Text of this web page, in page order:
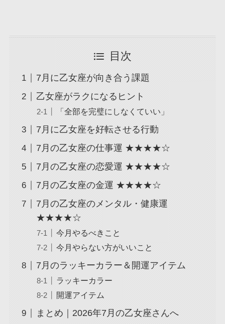
目次
7月に乙女座が向き合う課題
乙女座がラクになるヒント
「全部を完璧にしなくていい」
7月に乙女座を好転させる行動
7月の乙女座の仕事運 ★★★★☆
7月の乙女座の恋愛運 ★★★★☆
7月の乙女座の金運 ★★★★☆
7月の乙女座のメンタル・健康運
★★★★☆
今月やるべきこと
今月やらない方がいいこと
7月のラッキーカラー＆開運アイテム
ラッキーカラー
開運アイテム
まとめ｜2026年7月の乙女座さんへ